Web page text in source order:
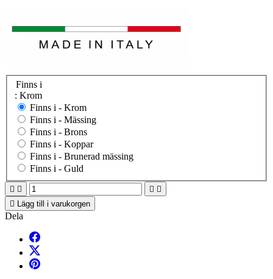
Finns i
: Krom
Finns i - Krom
Finns i - Mässing
Finns i - Brons
Finns i - Koppar
Finns i - Brunerad mässing
Finns i - Guld
   
 Lägg till i varukorgen
Dela